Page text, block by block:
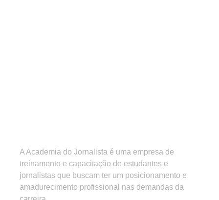
A Academia do Jornalista é uma empresa de
treinamento e capacitação de estudantes e
jornalistas que buscam ter um posicionamento e
amadurecimento profissional nas demandas da